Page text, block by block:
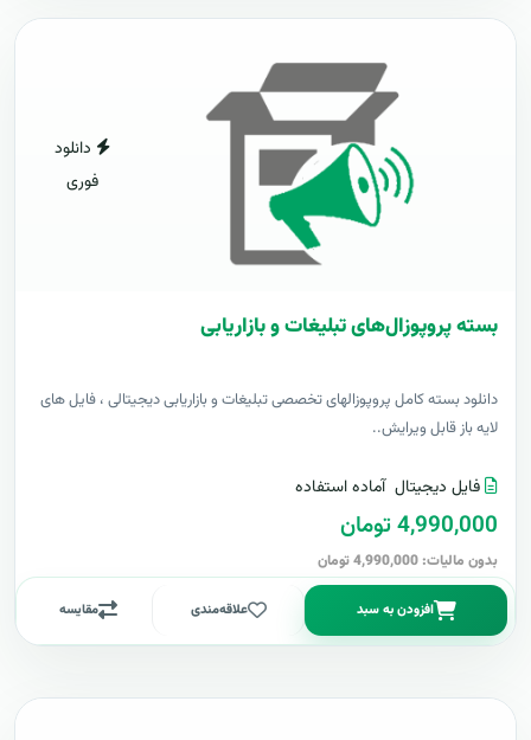
دانلود
فوری
بسته پروپوزال‌های تبلیغات و بازاریابی
دانلود بسته کامل پروپوزالهای تخصصی تبلیغات و بازاریابی دیجیتالی ، فایل های
لایه باز قابل ویرایش..
فایل دیجیتال آماده استفاده
4,990,000 تومان
بدون مالیات: 4,990,000 تومان
افزودن به سبد علاقه‌مندی مقایسه